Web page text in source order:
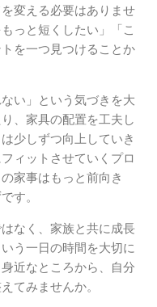
変える必要はありませ
っと短くしたい」「こ
を一つ見つけることか
い」という気づきを大
、家具の配置を工夫し
少しずつ向上していき
ィットさせていくプロ
家事はもっと前向き
す。
なく、家族と共に成長
う一日の時間を大切に
近なところから、自分
てみませんか。